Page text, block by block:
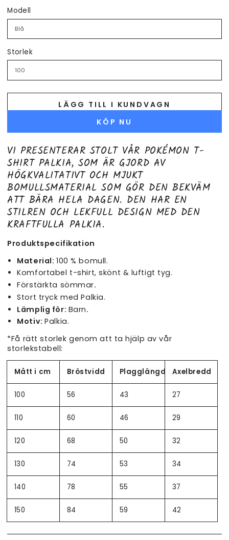
Modell
Storlek
LÄGG TILL I KUNDVAGN
KÖP NU
VI PRESENTERAR STOLT VÅR POKÉMON T-
SHIRT PALKIA, SOM ÄR GJORD AV
HÖGKVALITATIVT OCH MJUKT
BOMULLSMATERIAL SOM GÖR DEN BEKVÄM
ATT BÄRA HELA DAGEN. DEN HAR EN
STILREN OCH LEKFULL DESIGN MED DEN
KRAFTFULLA PALKIA.
Produktspecifikation
Material: 100 % bomull.
Komfortabel t-shirt, skönt & luftigt tyg.
Förstärkta sömmar.
Stort tryck med Palkia.
Lämplig för: Barn.
Motiv:Palkia.
*Få rätt storlek genom att ta hjälp av vår
storlekstabell:
Mått i cm Bröstvidd Plagglängd Axelbredd
100 56 43 27
110 60 46 29
120 68 50 32
130 74 53 34
140 78 55 37
150 84 59 42